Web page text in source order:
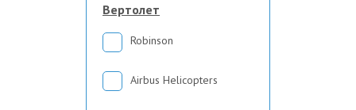
Вертолет
Robinson
Airbus Helicopters